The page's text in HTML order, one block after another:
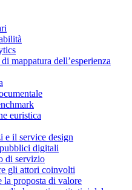
mappatura dell’esperienza
euristica
e il service design
digitali
di servizio
gli attori coinvolti
la proposta di valore